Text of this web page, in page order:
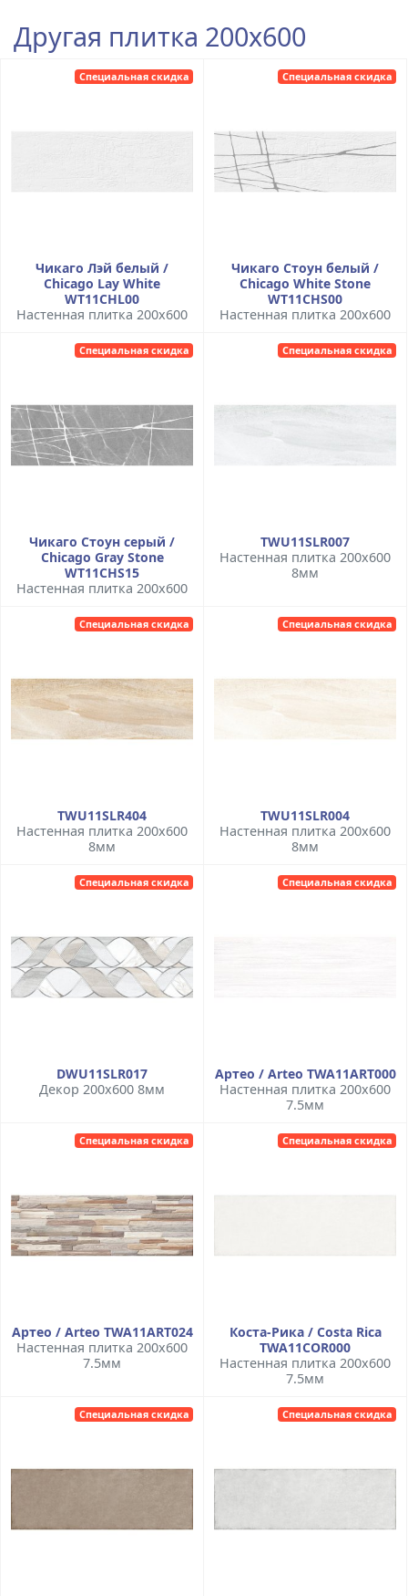
Другая плитка 200x600
Специальная скидка
Чикаго Лэй белый /
Chicago Lay White
WT11CHL00
Настенная плитка 200x600
Специальная скидка
Чикаго Стоун белый /
Chicago White Stone
WT11CHS00
Настенная плитка 200x600
Специальная скидка
Чикаго Стоун серый /
Chicago Gray Stone
WT11CHS15
Настенная плитка 200x600
Специальная скидка
TWU11SLR007
Настенная плитка 200x600
8мм
Специальная скидка
TWU11SLR404
Настенная плитка 200x600
8мм
Специальная скидка
TWU11SLR004
Настенная плитка 200x600
8мм
Специальная скидка
DWU11SLR017
Декор 200x600 8мм
Специальная скидка
Артео / Arteo TWA11ART000
Настенная плитка 200x600
7.5мм
Специальная скидка
Артео / Arteo TWA11ART024
Настенная плитка 200x600
7.5мм
Специальная скидка
Коста-Рика / Costa Rica
TWA11COR000
Настенная плитка 200x600
7.5мм
Специальная скидка Специальная скидка